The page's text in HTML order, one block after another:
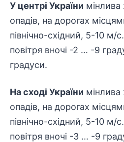
У центрі України мінлива
опадів, на дорогах
північно-східний, 5-10 м/
повітря вночі -2 … -9
градуси.
На сході України мінлива
опадів, на дорогах
північно-східний, 5-10 м/
повітря вночі -3 … -9